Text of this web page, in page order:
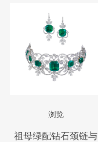
浏览
祖母绿配钻石颈链与